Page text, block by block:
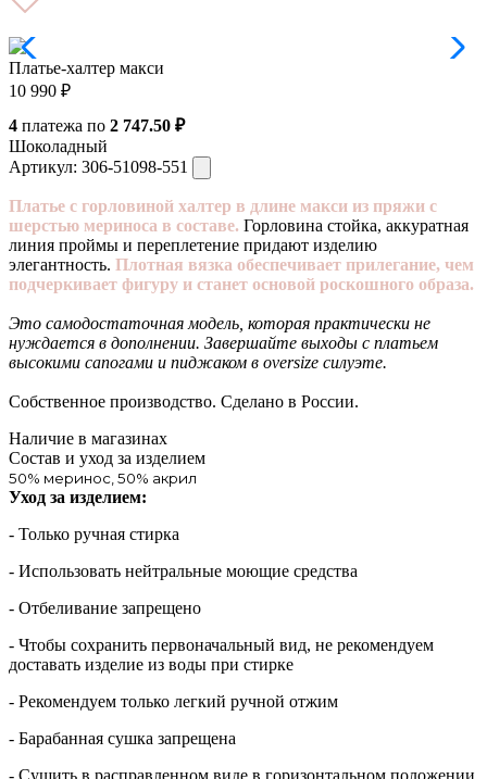
Платье-халтер макси
10 990 ₽
4 платежа по 2 747.50 ₽
Шоколадный
Артикул: 306-51098-551
Платье с горловиной халтер в длине макси из пряжи с
шерстью мериноса в составе. Горловина стойка, аккуратная
линия проймы и переплетение придают изделию
элегантность. Плотная вязка обеспечивает прилегание, чем
подчеркивает фигуру и станет основой роскошного образа.
Это самодостаточная модель, которая практически не
нуждается в дополнении. Завершайте выходы с платьем
высокими сапогами и пиджаком в oversize силуэте.
Собственное производство. Сделано в России.
Наличие в магазинах
Состав и уход за изделием
50% меринос, 50% акрил
Уход за изделием:
- Только ручная стирка
- Использовать нейтральные моющие средства
- Отбеливание запрещено
- Чтобы сохранить первоначальный вид, не рекомендуем
доставать изделие из воды при стирке
- Рекомендуем только легкий ручной отжим
- Барабанная сушка запрещена
- Сушить в расправленном виде в горизонтальном положении